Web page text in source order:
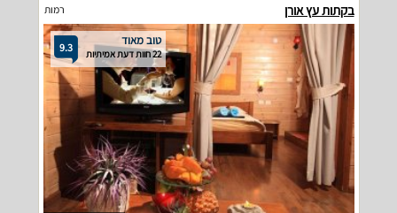
בקתות עץ אורן רמות
9.3 טוב מאוד
22 חוות דעת אמיתיות